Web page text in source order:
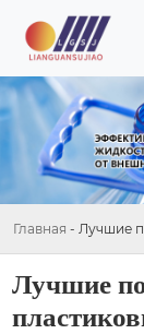
Главная - Лучшие
Лучшие